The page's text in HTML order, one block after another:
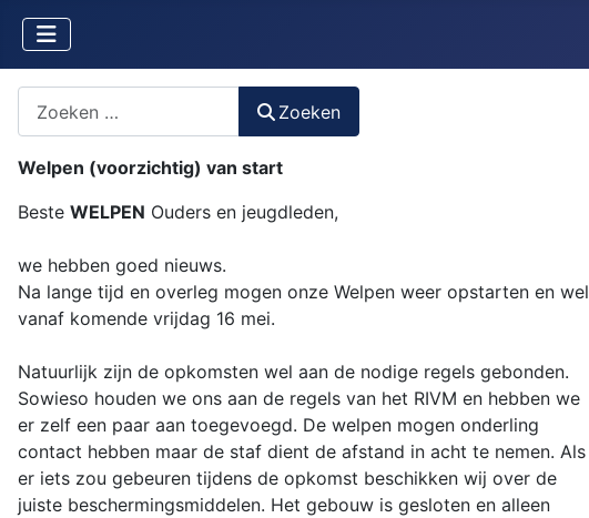
Zoeken
Welpen (voorzichtig) van start
Beste WELPEN Ouders en jeugdleden,
we hebben goed nieuws.
Na lange tijd en overleg mogen onze Welpen weer opstarten en wel
vanaf komende vrijdag 16 mei.
Natuurlijk zijn de opkomsten wel aan de nodige regels gebonden.
Sowieso houden we ons aan de regels van het RIVM en hebben we
er zelf een paar aan toegevoegd. De welpen mogen onderling
contact hebben maar de staf dient de afstand in acht te nemen. Als
er iets zou gebeuren tijdens de opkomst beschikken wij over de
juiste beschermingsmiddelen. Het gebouw is gesloten en alleen